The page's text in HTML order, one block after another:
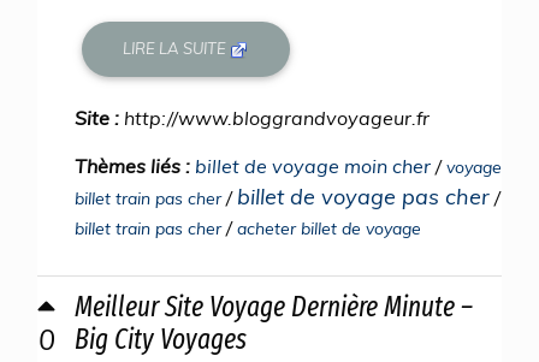
LIRE LA SUITE
Site : http://www.bloggrandvoyageur.fr
Thèmes liés : billet de voyage moin cher /voyage
billet train pas cher/ billet de voyage pas cher /
billet train pas cher/acheter billet de voyage
0
Meilleur Site Voyage Dernière Minute –
Big City Voyages